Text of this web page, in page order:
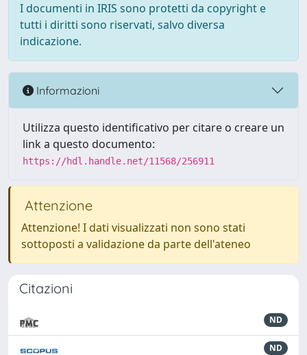
I documenti in IRIS sono protetti da copyright e
tutti i diritti sono riservati, salvo diversa
indicazione.
Informazioni
Utilizza questo identificativo per citare o creare un
link a questo documento:
https://hdl.handle.net/11568/256911
Attenzione
Attenzione! I dati visualizzati non sono stati
sottoposti a validazione da parte dell'ateneo
Citazioni
ND
ND